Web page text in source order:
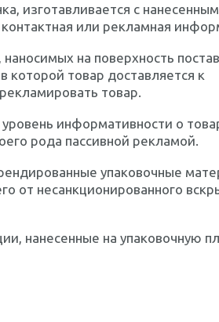
изготавливается с
или рекламная
на поверхность
товар доставляется к
товар.
информативности о
рода пассивной рекламой.
упаковочные
от несанкционированного
нанесенные на упаковочную